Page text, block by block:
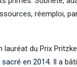
réemploi,
lauréat du Prix
sacré en 2014. Il a